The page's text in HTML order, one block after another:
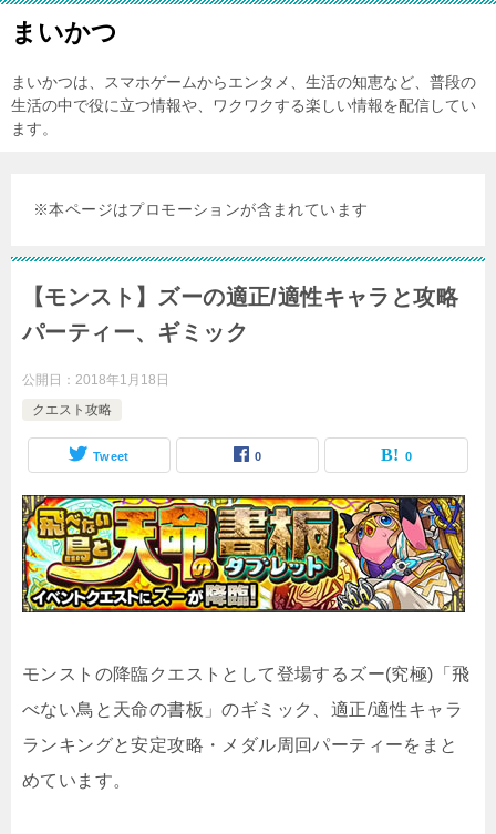
まいかつ
まいかつは、スマホゲームからエンタメ、生活の知恵など、普段の
生活の中で役に立つ情報や、ワクワクする楽しい情報を配信してい
ます。
※本ページはプロモーションが含まれています
【モンスト】ズーの適正/適性キャラと攻略
パーティー、ギミック
公開日： 2018年1月18日
クエスト攻略
Tweet 0 0
モンストの降臨クエストとして登場するズー(究極)「飛
べない鳥と天命の書板」のギミック、適正/適性キャラ
ランキングと安定攻略・メダル周回パーティーをまと
めています。